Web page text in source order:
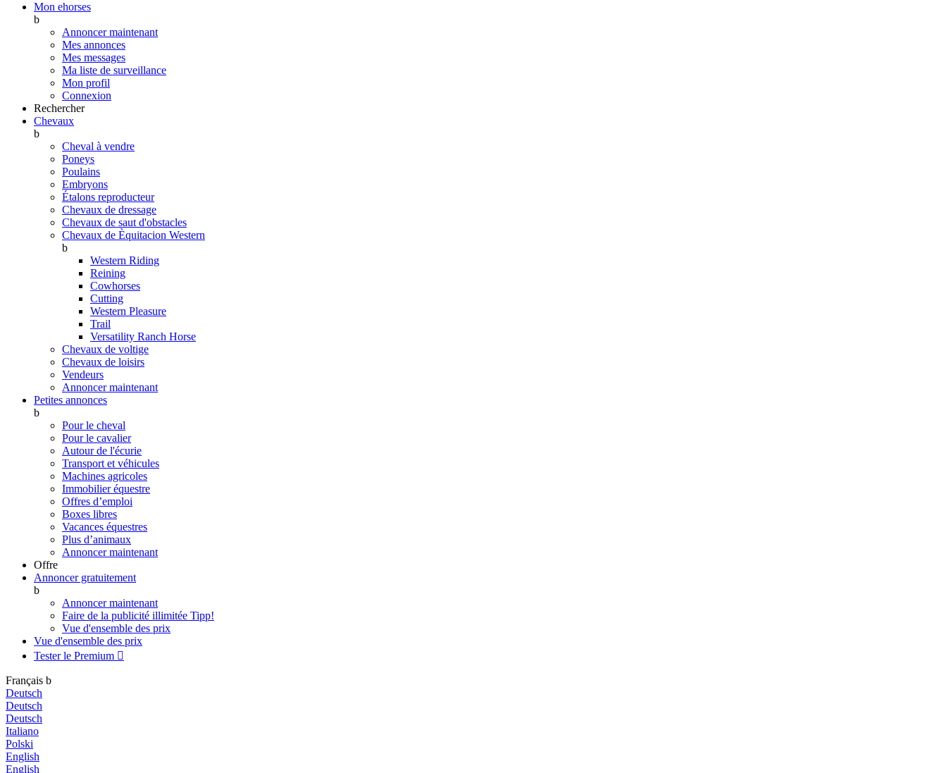
Mon ehorses
b
Annoncer maintenant
Mes annonces
Mes messages
Ma liste de surveillance
Mon profil
Connexion
Rechercher
Chevaux
b
Cheval à vendre
Poneys
Poulains
Embryons
Étalons reproducteur
Chevaux de dressage
Chevaux de saut d'obstacles
Chevaux de Èquitacion Western
b
Western Riding
Reining
Cowhorses
Cutting
Western Pleasure
Trail
Versatility Ranch Horse
Chevaux de voltige
Chevaux de loisirs
Vendeurs
Annoncer maintenant
Petites annonces
b
Pour le cheval
Pour le cavalier
Autour de l'écurie
Transport et véhicules
Machines agricoles
Immobilier équestre
Offres d’emploi
Boxes libres
Vacances équestres
Plus d’animaux
Annoncer maintenant
Offre
Annoncer gratuitement
b
Annoncer maintenant
Faire de la publicité illimitée Tipp!
Vue d'ensemble des prix
Vue d'ensemble des prix
Tester le Premium 
Français b
Deutsch
Deutsch
Deutsch
Italiano
Polski
English
English